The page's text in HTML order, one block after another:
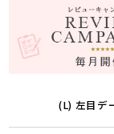
(L) 左目デ